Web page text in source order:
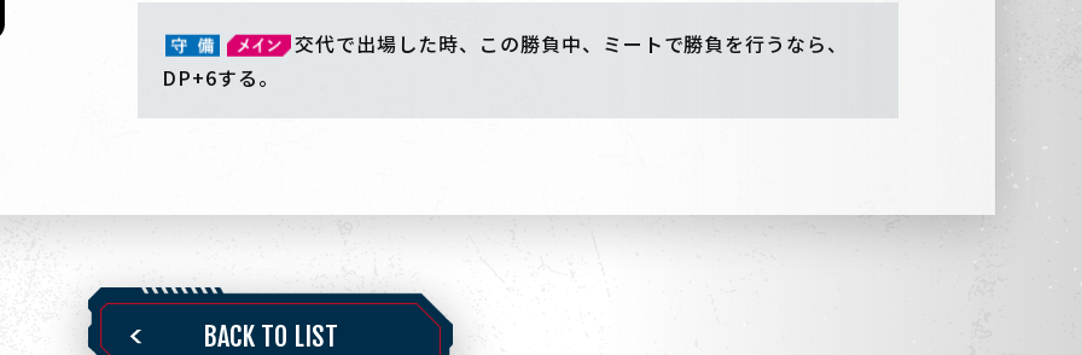
交代で出場した時、この勝負中、ミートで勝負を行うなら、
DP+6する。
BACK TO LIST